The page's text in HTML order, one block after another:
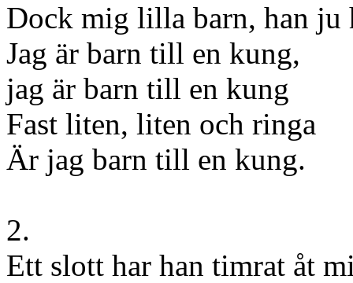
Dock mig lilla barn, han ju
Jag är barn till en kung,
jag är barn till en kung
Fast liten, liten och ringa
Är jag barn till en kung.
2.
Ett slott har han timrat åt